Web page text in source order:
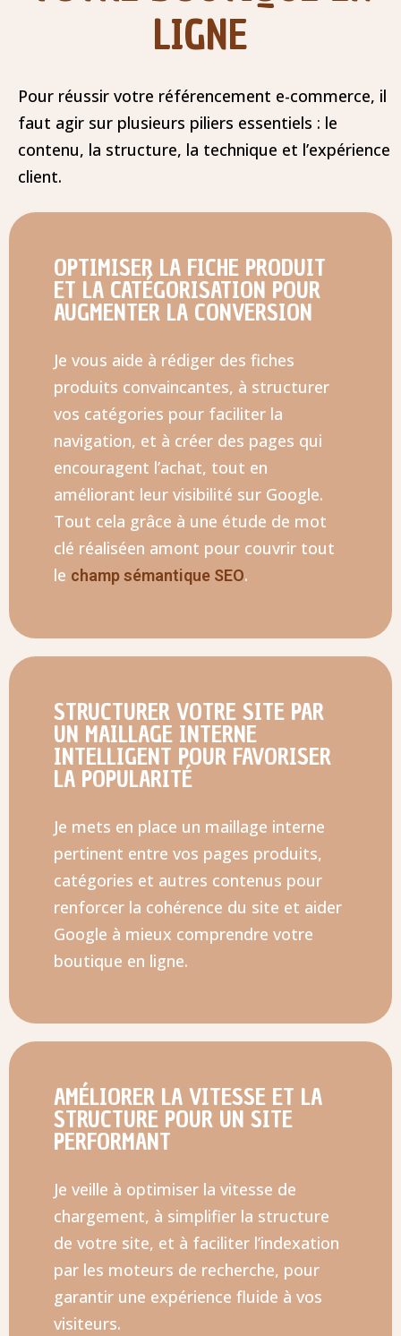
LIGNE
Pour réussir votre référencement e-commerce, il
faut agir sur plusieurs piliers essentiels : le
contenu, la structure, la technique et l’expérience
client.
OPTIMISER LA FICHE PRODUIT
ET LA CATÉGORISATION POUR
AUGMENTER LA CONVERSION
Je vous aide à rédiger des fiches
produits convaincantes, à structurer
vos catégories pour faciliter la
navigation, et à créer des pages qui
encouragent l’achat, tout en
améliorant leur visibilité sur Google.
Tout cela grâce à une étude de mot
clé réaliséen amont pour couvrir tout
le champ sémantique SEO.
STRUCTURER VOTRE SITE PAR
UN MAILLAGE INTERNE
INTELLIGENT POUR FAVORISER
LA POPULARITÉ
Je mets en place un maillage interne
pertinent entre vos pages produits,
catégories et autres contenus pour
renforcer la cohérence du site et aider
Google à mieux comprendre votre
boutique en ligne.
AMÉLIORER LA VITESSE ET LA
STRUCTURE POUR UN SITE
PERFORMANT
Je veille à optimiser la vitesse de
chargement, à simplifier la structure
de votre site, et à faciliter l’indexation
par les moteurs de recherche, pour
garantir une expérience fluide à vos
visiteurs.